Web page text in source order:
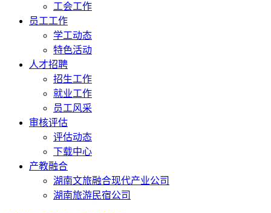
工会工作
员工工作
学工动态
特色活动
人才招聘
招生工作
就业工作
员工风采
审核评估
评估动态
下载中心
产教融合
湖南文旅融合现代产业公司
湖南旅游民宿公司